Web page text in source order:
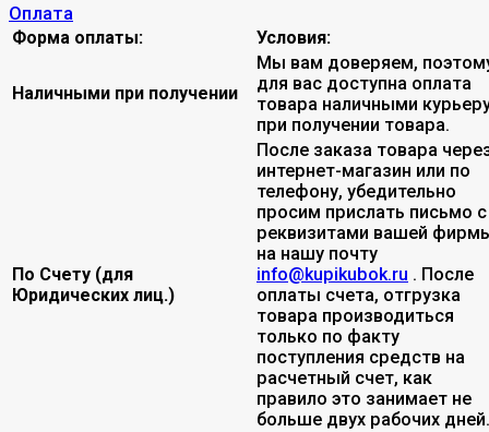
Оплата
Форма оплаты: Условия:
Наличными при получении
Мы вам доверяем,
для вас доступна оплата
товара наличными
при получении товара.
По Счету (для
Юридических лиц.)
После заказа товара
интернет-магазин или по
телефону, убедительно
просим прислать письмо с
реквизитами вашей
на нашу почту
info@kupikubok.ru . После
оплаты счета, отгрузка
товара производиться
только по факту
поступления средств на
расчетный счет, как
правило это занимает не
больше двух рабочих дней.